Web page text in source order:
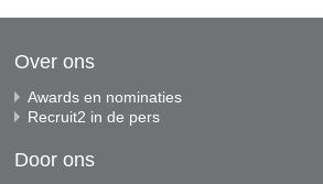
Over ons
Awards en nominaties
Recruit2 in de pers
Door ons